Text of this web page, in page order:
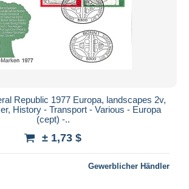
Republic 1977 Europa, landscapes 2v,
History - Transport - Various - Europa
(cept) -..
± 1,73 $
Gewerblicher Händler